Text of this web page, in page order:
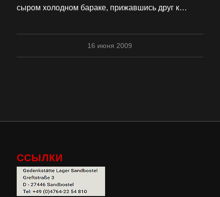
сыром холодном бараке, прижавшись друг к…
16 июня 2009
ССЫЛКИ